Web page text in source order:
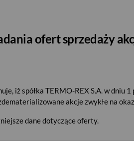
ofert sprzedaży
iż spółka TERMO-REX S.A. w dniu
akcje zwykłe na
dane dotyczące oferty.